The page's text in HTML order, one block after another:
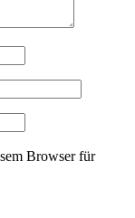
Browser für